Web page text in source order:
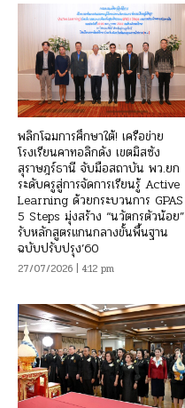
พลิกโฉมการศึกษาใต้! เครือข่าย
โรงเรียนคาทอลิกดัง เขตมิสซัง
สุราษฎร์ธานี จับมือสถาบัน พว.ยก
ระดับครูสู่การจัดการเรียนรู้ Active
Learning ด้วยกระบวนการ GPAS
5 Steps มุ่งสร้าง “นวัตกรตัวน้อย”
รับหลักสูตรแกนกลางขั้นพื้นฐาน
ฉบับปรับปรุง’60
27/07/2026 | 4:12 pm